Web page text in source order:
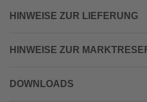
HINWEISE ZUR LIEFERUNG
HINWEISE ZUR
DOWNLOADS